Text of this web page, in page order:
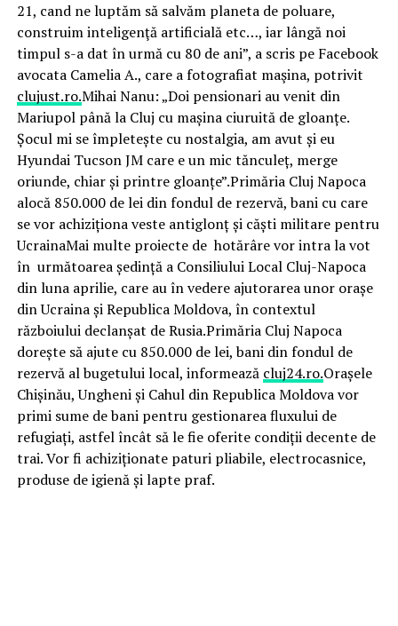
21, cand ne luptăm să salvăm planeta de poluare,
construim inteligenţă artificială etc…, iar lângă noi
timpul s-a dat în urmă cu 80 de ani”, a scris pe Facebook
avocata Camelia A., care a fotografiat maşina, potrivit
clujust.ro.Mihai Nanu: „Doi pensionari au venit din
Mariupol până la Cluj cu mașina ciuruită de gloanțe.
Șocul mi se împletește cu nostalgia, am avut și eu
Hyundai Tucson JM care e un mic tănculeț, merge
oriunde, chiar și printre gloanțe”.Primăria Cluj Napoca
alocă 850.000 de lei din fondul de rezervă, bani cu care
se vor achiziționa veste antiglonț și căști militare pentru
UcrainaMai multe proiecte de hotărâre vor intra la vot
în următoarea ședință a Consiliului Local Cluj-Napoca
din luna aprilie, care au în vedere ajutorarea unor orașe
din Ucraina și Republica Moldova, în contextul
războiului declanșat de Rusia.Primăria Cluj Napoca
dorește să ajute cu 850.000 de lei, bani din fondul de
rezervă al bugetului local, informează cluj24.ro.Orașele
Chișinău, Ungheni și Cahul din Republica Moldova vor
primi sume de bani pentru gestionarea fluxului de
refugiați, astfel încât să le fie oferite condiții decente de
trai. Vor fi achiziționate paturi pliabile, electrocasnice,
produse de igienă și lapte praf.